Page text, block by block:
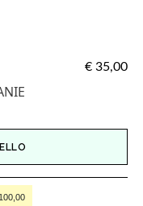
€ 35,00